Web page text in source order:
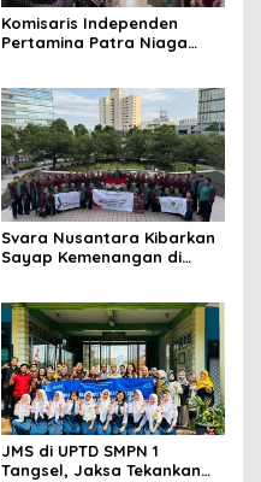
Komisaris Independen
Pertamina Patra Niaga
Sentuhan Kemanusiaan dan
Keberlanjutan
Svara Nusantara Kibarkan
Sayap Kemenangan di
JMS di UPTD SMPN 1
Tangsel, Jaksa Tekankan